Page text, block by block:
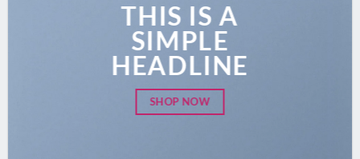
THIS IS A
SIMPLE
HEADLINE
SHOP NOW